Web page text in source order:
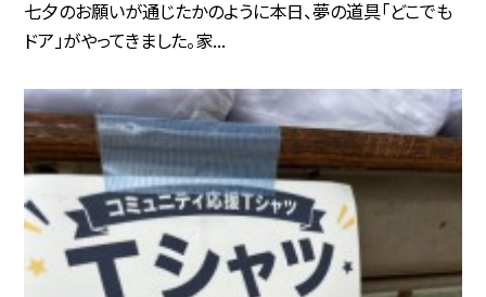
七夕のお願いが通じたかのように本日、夢の道具「どこでも
ドア」がやってきました。家...